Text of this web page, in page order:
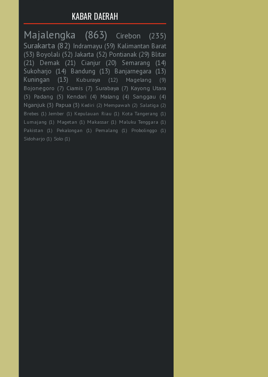
KABAR DAERAH
Majalengka (863) Cirebon
(235)
Surakarta (82) Indramayu (59) Kalimantan Barat
(53) Boyolali (52) Jakarta (52) Pontianak (29) Blitar
(21)
Demak (21) Cianjur (20) Semarang
(14)
Sukoharjo (14) Bandung (13) Banjarnegara (13)
Kuningan
(13) Kuburaya (12) Magelang
(9)
Bojonegoro (7) Ciamis (7) Surabaya (7) Kayong Utara
(5) Padang (5) Kendari (4) Malang (4) Sanggau (4)
Nganjuk (3) Papua (3) Kediri (2) Mempawah (2) Salatiga (2)
Brebes (1) Jember (1) Kepulauan Riau (1) Kota Tangerang (1)
Lumajang (1) Magetan (1) Makassar (1) Maluku Tenggara (1)
Pakistan
(1) Pekalongan (1) Pemalang (1) Probolinggo (1)
Sidoharjo (1) Solo (1)